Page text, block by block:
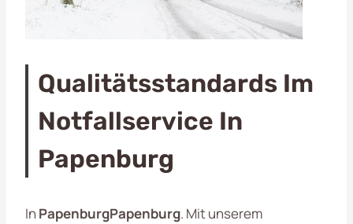
Qualitätsstandards Im
Notfallservice In
Papenburg
In PapenburgPapenburg. Mit unserem